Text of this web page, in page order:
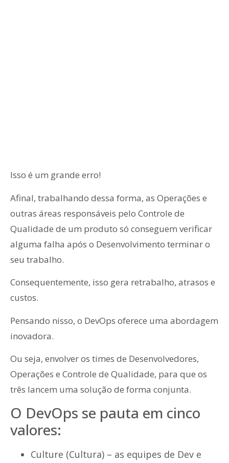
Isso é um grande erro!
Afinal, trabalhando dessa forma, as Operações e
outras áreas responsáveis pelo Controle de
Qualidade de um produto só conseguem verificar
alguma falha após o Desenvolvimento terminar o
seu trabalho.
Consequentemente, isso gera retrabalho, atrasos e
custos.
Pensando nisso, o DevOps oferece uma abordagem
inovadora.
Ou seja, envolver os times de Desenvolvedores,
Operações e Controle de Qualidade, para que os
três lancem uma solução de forma conjunta.
O DevOps se pauta em cinco
valores:
Culture (Cultura) – as equipes de Dev e